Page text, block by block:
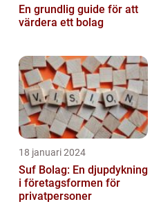
En grundlig guide för att
värdera ett bolag
18 januari 2024
Suf Bolag: En djupdykning
i företagsformen för
privatpersoner